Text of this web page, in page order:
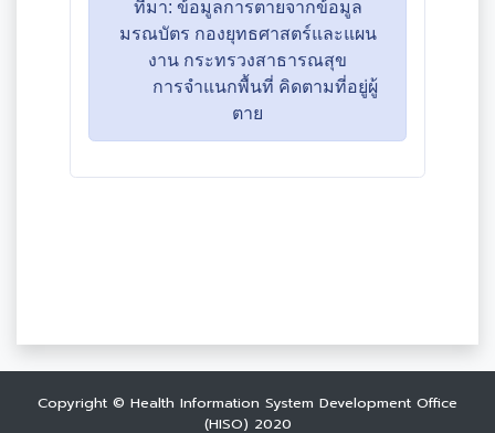
Copyright © Health Information System Development Office
(HISO) 2020